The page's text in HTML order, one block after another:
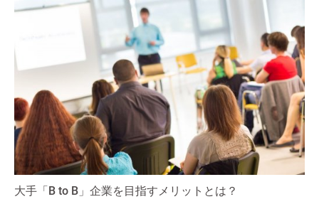
大手「B to B」企業を目指すメリットとは？